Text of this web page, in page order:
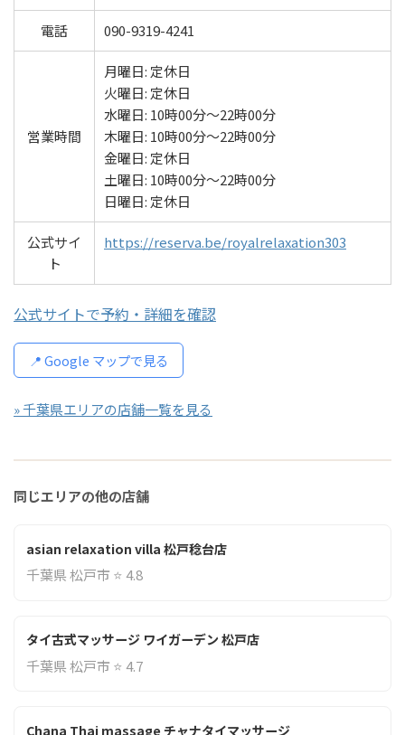
電話 090-9319-4241
営業時間
月曜日: 定休日
火曜日: 定休日
水曜日: 10時00分～22時00分
木曜日: 10時00分～22時00分
金曜日: 定休日
土曜日: 10時00分～22時00分
日曜日: 定休日
公式サイ
ト
https://reserva.be/royalrelaxation303
公式サイトで予約・詳細を確認
📍 Google マップで見る
» 千葉県エリアの店舗一覧を見る
同じエリアの他の店舗
asian relaxation villa 松戸稔台店
千葉県 松戸市 ⭐ 4.8
タイ古式マッサージ ワイガーデン 松戸店
千葉県 松戸市 ⭐ 4.7
Chana Thai massage チャナタイマッサージ